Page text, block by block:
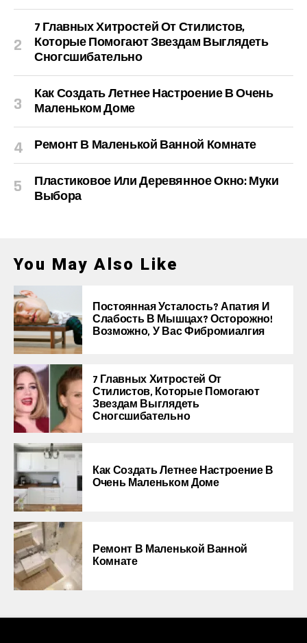
7 Главных Хитростей От Стилистов,
Которые Помогают Звездам Выглядеть
Сногсшибательно
Как Создать Летнее Настроение В Очень
Маленьком Доме
Ремонт В Маленькой Ванной Комнате
Пластиковое Или Деревянное Окно: Муки
Выбора
You May Also Like
Постоянная Усталость? Апатия И
Слабость В Мышцах? Осторожно!
Возможно, У Вас Фибромиалгия
7 Главных Хитростей От
Стилистов, Которые Помогают
Звездам Выглядеть
Сногсшибательно
Как Создать Летнее Настроение В
Очень Маленьком Доме
Ремонт В Маленькой Ванной
Комнате